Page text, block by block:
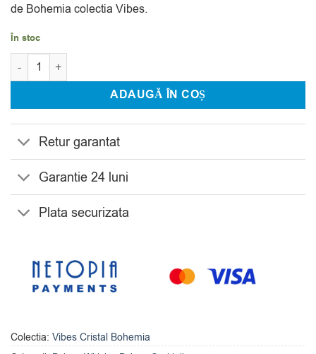
de Bohemia colectia Vibes.
În stoc
Cantitate Set 6 Pahare Whisky Cristal Bohemia Vibes 300 ml
ADAUGĂ ÎN COȘ
Retur garantat
Garantie 24 luni
Plata securizata
Colectia: Vibes Cristal Bohemia